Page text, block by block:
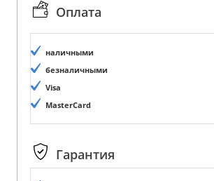
Оплата
наличными
безналичными
Visa
MasterCard
Гарантия